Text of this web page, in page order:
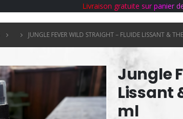
Livraison gratuite sur panier d
JUNGLE FEVER WILD STRAIGHT – FLUIDE LISSANT &
Jungle
Lissant
ml